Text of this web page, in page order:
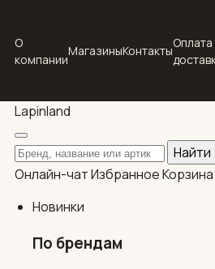
О
компании
МагазиныКонтакты
Оплата
Lapinland
Поиск по каталогу
Найти
Онлайн-чатИзбранноеКорзина
Новинки
По брендам